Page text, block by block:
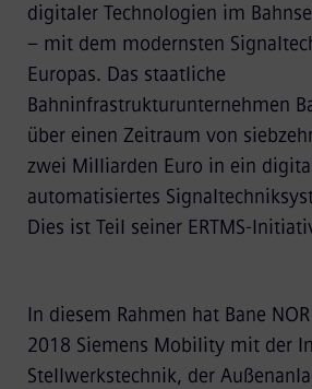
digitaler Technologien im
– mit dem modernsten
Europas. Das staatliche
Bahninfrastrukturunternehmen
über einen Zeitraum von
zwei Milliarden Euro in ein
automatisiertes
Dies ist Teil seiner ERTMS-
In diesem Rahmen hat Bane
2018 Siemens Mobility mit der
Stellwerkstechnik, der